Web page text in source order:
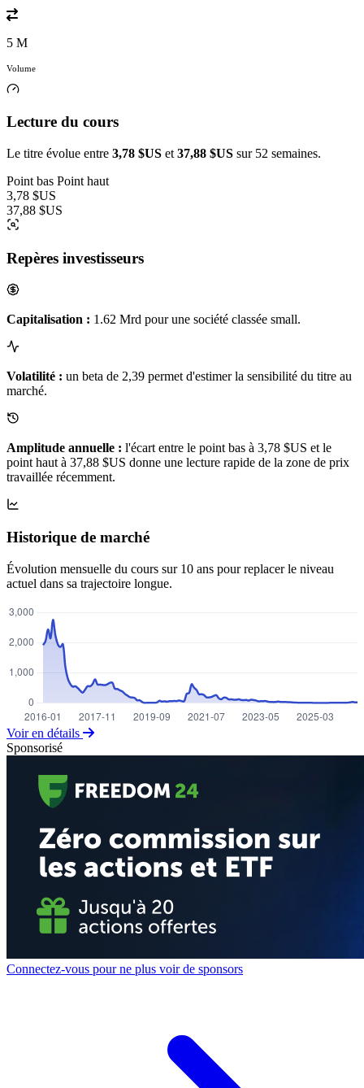
5 M
Volume
Lecture du cours
Le titre évolue entre 3,78 $US et 37,88 $US sur 52 semaines.
Point bas Point haut
3,78 $US
37,88 $US
Repères investisseurs
Capitalisation : 1.62 Mrd pour une société classée small.
Volatilité : un beta de 2,39 permet d'estimer la sensibilité du titre au
marché.
Amplitude annuelle : l'écart entre le point bas à 3,78 $US et le
point haut à 37,88 $US donne une lecture rapide de la zone de prix
travaillée récemment.
Historique de marché
Évolution mensuelle du cours sur 10 ans pour replacer le niveau
actuel dans sa trajectoire longue.
Voir en détails
Sponsorisé
Connectez-vous pour ne plus voir de sponsors